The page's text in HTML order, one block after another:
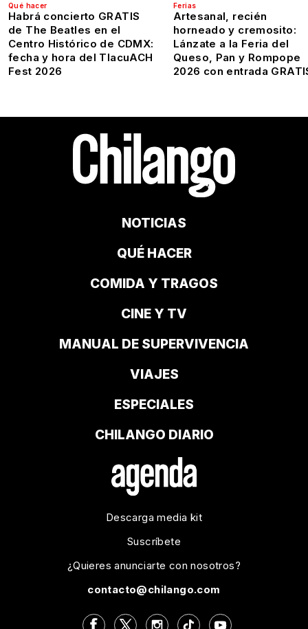
Qué hacer
Habrá concierto GRATIS
de The Beatles en el
Centro Histórico de CDMX:
fecha y hora del TlacuACH
Fest 2026
Ferias
Artesanal, recién
horneado y cremosito:
Lánzate a la Feria del
Queso, Pan y Rompope
2026 con entrada
NOTICIAS
QUÉ HACER
COMIDA Y TRAGOS
CINE Y TV
MANUAL DE SUPERVIVENCIA
VIAJES
ESPECIALES
CHILANGO DIARIO
Descarga media kit
Suscríbete
¿Quieres anunciarte con nosotros?
contacto@chilango.com